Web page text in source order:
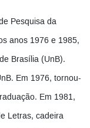
Pesquisa da
anos 1976 e 1985,
Brasília (UnB).
Em 1976, tornou-
Em 1981,
Letras, cadeira